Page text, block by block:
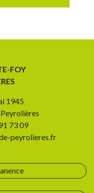
FOY
1945
73 09
peyrolieres.fr